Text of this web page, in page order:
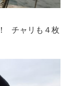
チャリも４枚